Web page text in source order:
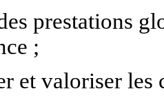
prestations
;
et valoriser les